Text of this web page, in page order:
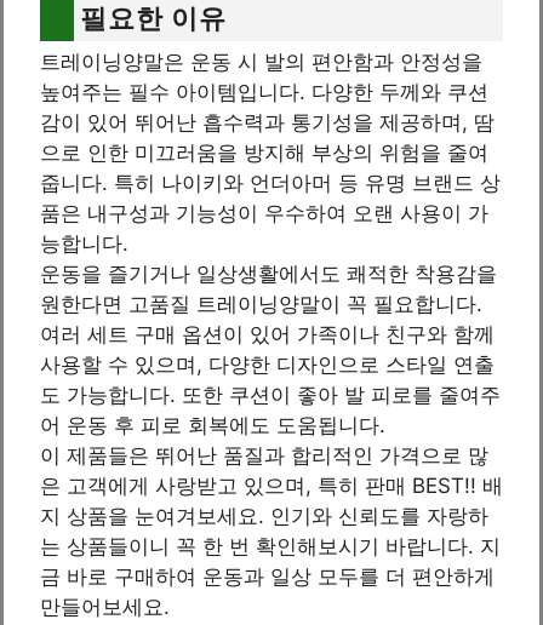
필요한 이유
트레이닝양말은 운동 시 발의 편안함과 안정성을
높여주는 필수 아이템입니다. 다양한 두께와 쿠션
감이 있어 뛰어난 흡수력과 통기성을 제공하며, 땀
으로 인한 미끄러움을 방지해 부상의 위험을 줄여
줍니다. 특히 나이키와 언더아머 등 유명 브랜드 상
품은 내구성과 기능성이 우수하여 오랜 사용이 가
능합니다.
운동을 즐기거나 일상생활에서도 쾌적한 착용감을
원한다면 고품질 트레이닝양말이 꼭 필요합니다.
여러 세트 구매 옵션이 있어 가족이나 친구와 함께
사용할 수 있으며, 다양한 디자인으로 스타일 연출
도 가능합니다. 또한 쿠션이 좋아 발 피로를 줄여주
어 운동 후 피로 회복에도 도움됩니다.
이 제품들은 뛰어난 품질과 합리적인 가격으로 많
은 고객에게 사랑받고 있으며, 특히 판매 BEST!! 배
지 상품을 눈여겨보세요. 인기와 신뢰도를 자랑하
는 상품들이니 꼭 한 번 확인해보시기 바랍니다. 지
금 바로 구매하여 운동과 일상 모두를 더 편안하게
만들어보세요.